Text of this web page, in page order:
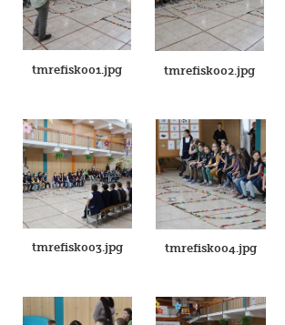
tmrefisk001.jpg tmrefisk002.jpg
tmrefisk003.jpg tmrefisk004.jpg